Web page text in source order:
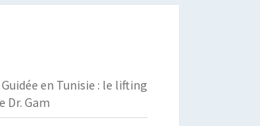
en Tunisie : le lifting
Dr. Gam